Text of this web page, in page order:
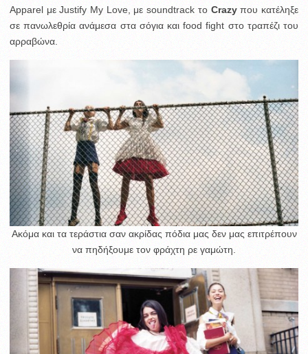
Apparel με Justify My Love, με soundtrack το Crazyπου κατέληξε
σε πανωλεθρία ανάμεσα στα σόγια και food fight στο τραπέζι του
αρραβώνα.
Ακόμα και τα τεράστια σαν ακρίδας πόδια μας δεν μας επιτρέπουν
να πηδήξουμε τον φράχτη ρε γαμώτη.